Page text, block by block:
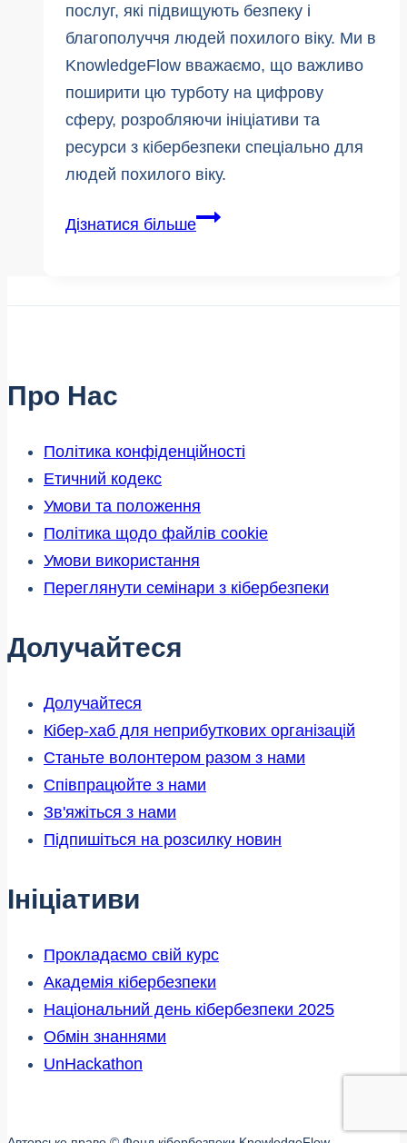
послуг, які підвищують безпеку і
благополуччя людей похилого віку. Ми в
KnowledgeFlow вважаємо, що важливо
поширити цю турботу на цифрову
сферу, розробляючи ініціативи та
ресурси з кібербезпеки спеціально для
людей похилого віку.
Дізнатися більше15
літніми
Про Нас
Політика конфіденційності
Етичний кодекс
Умови та положення
Політика щодо файлів cookie
Умови використання
Переглянути семінари з кібербезпеки
Долучайтеся
Долучайтеся
Кібер-хаб для неприбуткових організацій
Станьте волонтером разом з нами
Співпрацюйте з нами
Зв'яжіться з нами
Підпишіться на розсилку новин
Ініціативи
Прокладаємо свій курс
Академія кібербезпеки
Національний день кібербезпеки 2025
Обмін знаннями
UnHackathon